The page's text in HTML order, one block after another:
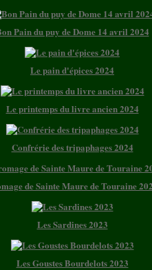
Pain du puy de Dome 14 avril 2024
Le pain d'épices 2024
Le printemps du livre ancien 2024
Confrérie des tripaphages 2024
de Sainte Maure de Touraine
Les Sardines 2023
Les Goustes Bourdelots 2023